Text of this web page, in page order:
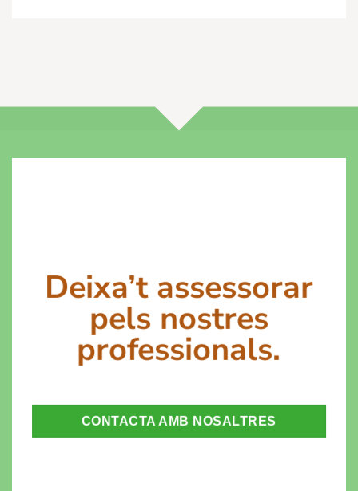
Deixa’t assessorar
pels nostres
professionals.
CONTACTA AMB NOSALTRES